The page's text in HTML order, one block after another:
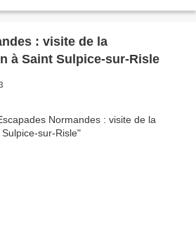
: visite de la
à Saint Sulpice-sur-Risle